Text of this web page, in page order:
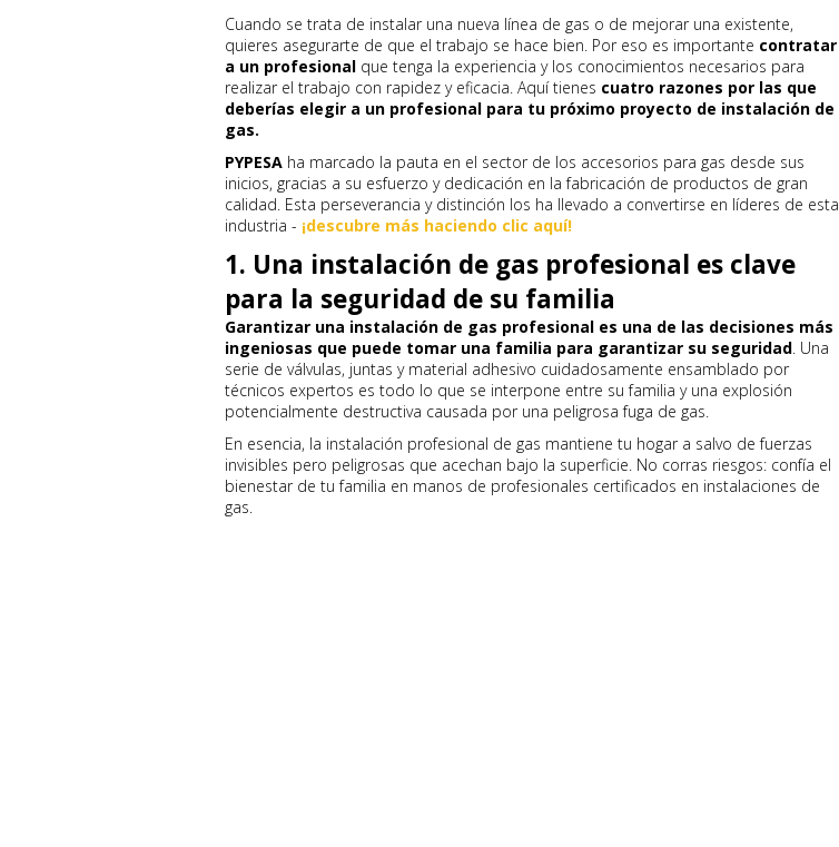
Cuando se trata de instalar una nueva línea de gas o de mejorar una existente,
quieres asegurarte de que el trabajo se hace bien. Por eso es importante contratar
a un profesional que tenga la experiencia y los conocimientos necesarios para
realizar el trabajo con rapidez y eficacia. Aquí tienes cuatro razones por las que
deberías elegir a un profesional para tu próximo proyecto de instalación de
gas.
PYPESA ha marcado la pauta en el sector de los accesorios para gas desde sus
inicios, gracias a su esfuerzo y dedicación en la fabricación de productos de gran
calidad. Esta perseverancia y distinción los ha llevado a convertirse en líderes de esta
industria - ¡descubre más haciendo clic aquí!
1. Una instalación de gas profesional es clave
para la seguridad de su familia
Garantizar una instalación de gas profesional es una de las decisiones más
ingeniosas que puede tomar una familia para garantizar su seguridad. Una
serie de válvulas, juntas y material adhesivo cuidadosamente ensamblado por
técnicos expertos es todo lo que se interpone entre su familia y una explosión
potencialmente destructiva causada por una peligrosa fuga de gas.
En esencia, la instalación profesional de gas mantiene tu hogar a salvo de fuerzas
invisibles pero peligrosas que acechan bajo la superficie. No corras riesgos: confía el
bienestar de tu familia en manos de profesionales certificados en instalaciones de
gas.